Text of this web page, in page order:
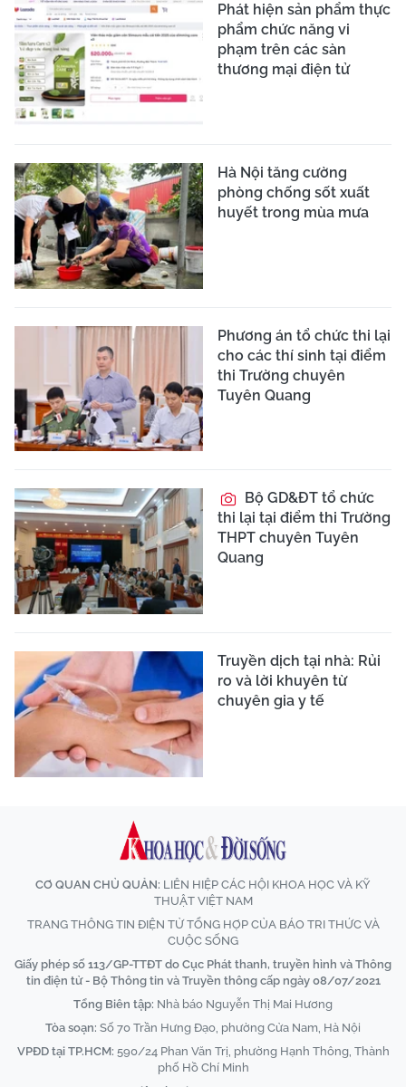
Phát hiện sản phẩm thực
phẩm chức năng vi
phạm trên các sàn
thương mại điện tử
Hà Nội tăng cường
phòng chống sốt xuất
huyết trong mùa mưa
Phương án tổ chức thi lại
cho các thí sinh tại điểm
thi Trường chuyên
Tuyên Quang
Bộ GD&ĐT tổ chức
thi lại tại điểm thi Trường
THPT chuyên Tuyên
Quang
Truyền dịch tại nhà: Rủi
ro và lời khuyên từ
chuyên gia y tế
CƠ QUAN CHỦ QUẢN: LIÊN HIỆP CÁC HỘI KHOA HỌC VÀ KỸ
THUẬT VIỆT NAM
TRANG THÔNG TIN ĐIỆN TỬ TỔNG HỢP CỦA BÁO TRI THỨC VÀ
CUỘC SỐNG
Giấy phép số 113/GP-TTĐT do Cục Phát thanh, truyền hình và Thông
tin điện tử - Bộ Thông tin và Truyền thông cấp ngày 08/07/2021
Tổng Biên tập: Nhà báo Nguyễn Thị Mai Hương
Tòa soạn: Số 70 Trần Hưng Đạo, phường Cửa Nam, Hà Nội
VPĐD tại TP.HCM: 590/24 Phan Văn Trị, phường Hạnh Thông, Thành
phố Hồ Chí Minh